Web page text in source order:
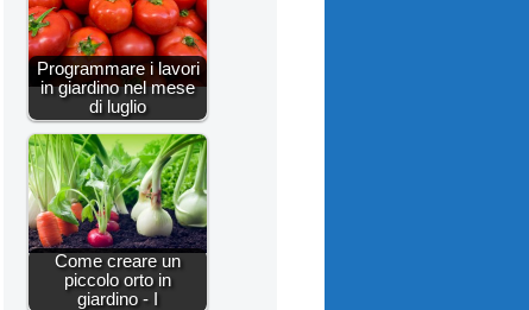
Programmare i lavori
in giardino nel mese
di luglio
Come creare un
piccolo orto in
giardino - I